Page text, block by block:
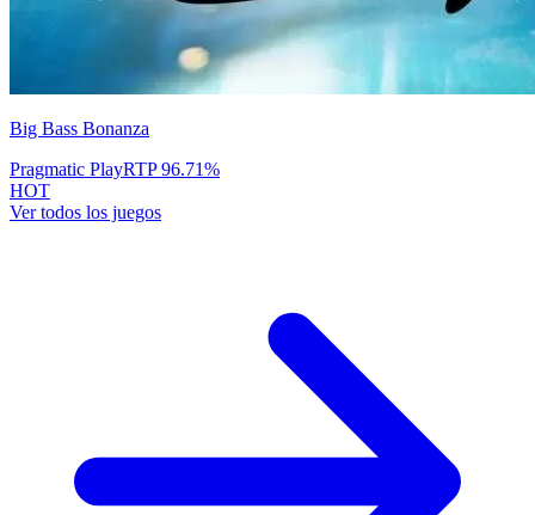
Big Bass Bonanza
Pragmatic PlayRTP96.71%
HOT
Ver todos los juegos